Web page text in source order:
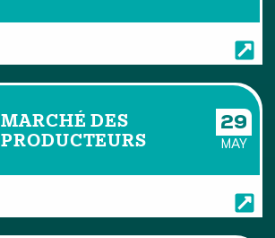
MARCHÉ DES
PRODUCTEURS
29
MAY